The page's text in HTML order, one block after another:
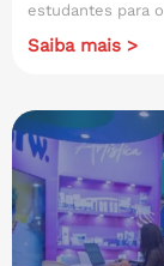
estudantes para
Saiba mais >